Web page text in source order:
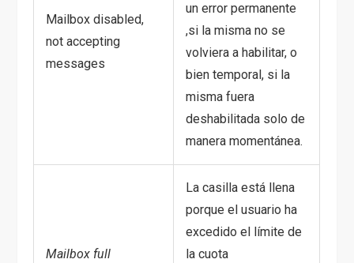
Mailbox disabled,
not accepting
messages
un error permanente
,si la misma no se
volviera a habilitar, o
bien temporal, si la
misma fuera
deshabilitada solo de
manera momentánea.
Mailbox full
La casilla está llena
porque el usuario ha
excedido el límite de
la cuota